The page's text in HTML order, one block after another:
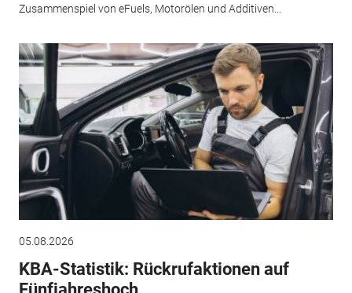
Zusammenspiel von eFuels, Motorölen und Additiven...
05.08.2026
KBA-Statistik: Rückrufaktionen auf